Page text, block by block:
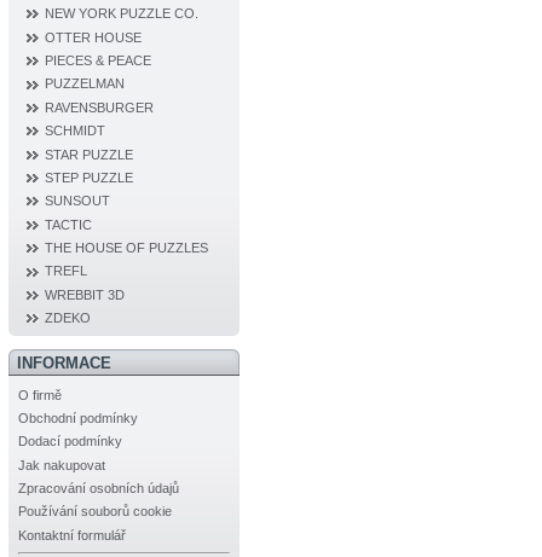
NEW YORK PUZZLE CO.
OTTER HOUSE
PIECES & PEACE
PUZZELMAN
RAVENSBURGER
SCHMIDT
STAR PUZZLE
STEP PUZZLE
SUNSOUT
TACTIC
THE HOUSE OF PUZZLES
TREFL
WREBBIT 3D
ZDEKO
INFORMACE
O firmě
Obchodní podmínky
Dodací podmínky
Jak nakupovat
Zpracování osobních údajů
Používání souborů cookie
Kontaktní formulář